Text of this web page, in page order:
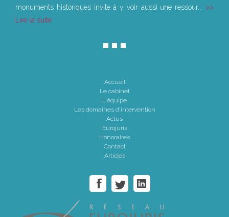
monuments historiques invite à y voir aussi une ressour...
Lire la suite
Accueil
Le cabinet
L'équipe
Les domaines d'intervention
Actus
Eurojuris
Honoraires
Contact
Articles